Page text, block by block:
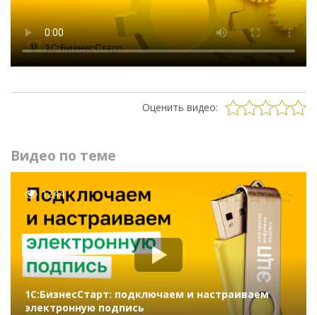
Оценить видео:
Видео по теме
1244
1С:БизнесСтарт: подключаем и настраиваем
электронную подпись